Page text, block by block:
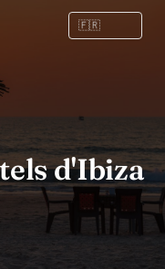
d'Ibiza